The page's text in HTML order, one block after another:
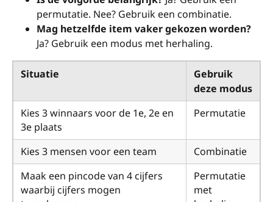
permutatie. Nee? Gebruik een combinatie.
Mag hetzelfde item vaker gekozen worden?
Ja? Gebruik een modus met herhaling.
Situatie
Gebruik
deze modus
Kies 3 winnaars voor de 1e, 2e en
3e plaats
Permutatie
Kies 3 mensen voor een team
Combinatie
Maak een pincode van 4 cijfers
waarbij cijfers mogen
Permutatie
met